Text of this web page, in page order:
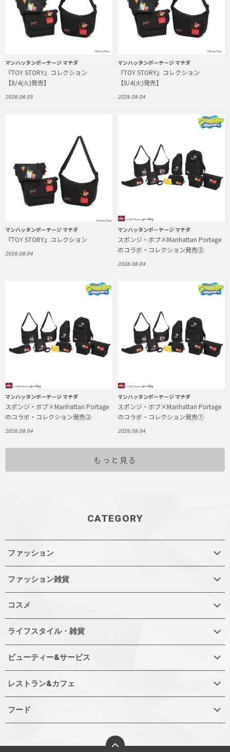
マンハッタンポーテージ マチダ
『TOY STORY』コレクション
【8/4(火)発売】
2026.08.05
マンハッタンポーテージ マチダ
『TOY STORY』コレクション
【8/4(火)発売】
2026.08.04
マンハッタンポーテージ マチダ
『TOY STORY』コレクション
2026.08.04
マンハッタンポーテージ マチダ
スポンジ・ボブ×Manhattan Portage
のコラボ・コレクション発売③
2026.08.04
マンハッタンポーテージ マチダ
スポンジ・ボブ×Manhattan Portage
のコラボ・コレクション発売②
2026.08.04
マンハッタンポーテージ マチダ
スポンジ・ボブ×Manhattan Portage
のコラボ・コレクション発売①
2026.08.04
もっと見る
CATEGORY
ファッション
ファッション雑貨
コスメ
ライフスタイル・雑貨
ビューティー&サービス
レストラン&カフェ
フード